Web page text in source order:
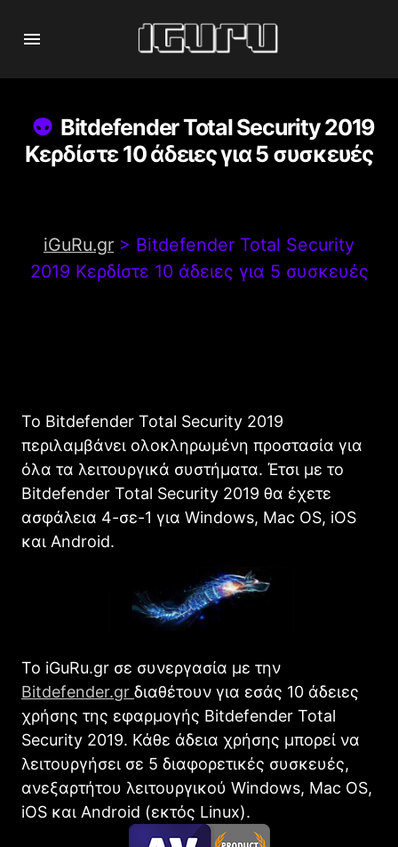
Bitdefender Total Security 2019
Κερδίστε 10 άδειες για 5 συσκευές
iGuRu.gr > Bitdefender Total Security
2019 Κερδίστε 10 άδειες για 5 συσκευές
Το Bitdefender Total Security 2019
περιλαμβάνει ολοκληρωμένη προστασία για
όλα τα λειτουργικά συστήματα. Έτσι με το
Bitdefender Total Security 2019 θα έχετε
ασφάλεια 4-σε-1 για Windows, Mac OS, iOS
και Android.
Το iGuRu.gr σε συνεργασία με την
Bitdefender.gr διαθέτουν για εσάς 10 άδειες
χρήσης της εφαρμογής Bitdefender Total
Security 2019. Κάθε άδεια χρήσης μπορεί να
λειτουργήσει σε 5 διαφορετικές συσκευές,
ανεξαρτήτου λειτουργικού Windows, Mac OS,
iOS και Android (εκτός Linux).